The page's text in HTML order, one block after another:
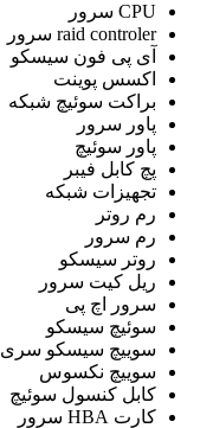
CPU سرور
raid controler سرور
آی پی فون سیسکو
اکسس پوینت
براکت سوئیچ شبکه
پاور سرور
پاور سوئیچ
پچ کابل فیبر
تجهیزات شبکه
رم روتر
رم سرور
روتر سیسکو
ریل کیت سرور
سرور اچ پی
سوئیچ سیسکو
سوییچ سیسکو سری 9500
سوییچ نکسوس
کابل کنسول سوئیچ
کارت HBA سرور